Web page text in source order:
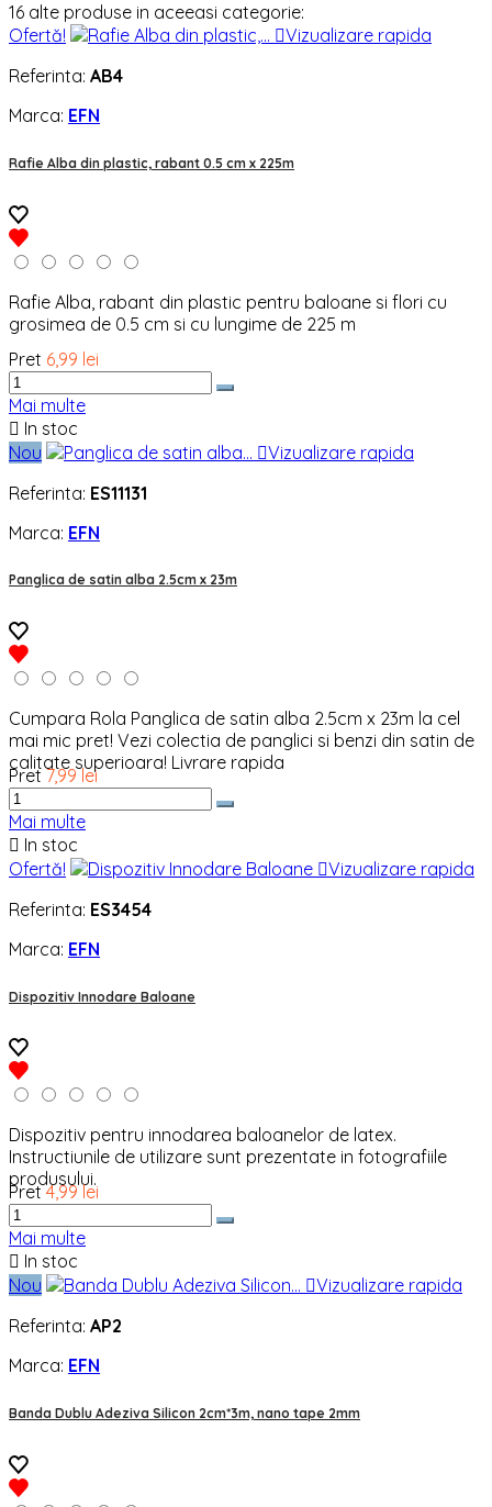
16 alte produse in aceeasi categorie:
Ofertă!
Vizualizare rapida
Referinta: AB4
Marca: EFN
Rafie Alba din plastic, rabant 0.5 cm x 225m
Rafie Alba, rabant din plastic pentru baloane si flori cu
grosimea de 0.5 cm si cu lungime de 225 m
Pret 6,99 lei
Mai multe
 In stoc
Nou
Vizualizare rapida
Referinta: ES11131
Marca: EFN
Panglica de satin alba 2.5cm x 23m
Cumpara Rola Panglica de satin alba 2.5cm x 23m la cel
mai mic pret! Vezi colectia de panglici si benzi din satin de
calitate superioara! Livrare rapida
Pret 7,99 lei
Mai multe
 In stoc
Ofertă!
Vizualizare rapida
Referinta: ES3454
Marca: EFN
Dispozitiv Innodare Baloane
Dispozitiv pentru innodarea baloanelor de latex.
Instructiunile de utilizare sunt prezentate in fotografiile
produsului.
Pret 4,99 lei
Mai multe
 In stoc
Nou
Vizualizare rapida
Referinta: AP2
Marca: EFN
Banda Dublu Adeziva Silicon 2cm*3m, nano tape 2mm